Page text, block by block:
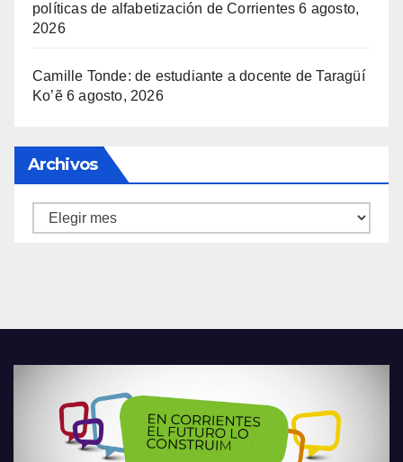
políticas de alfabetización de Corrientes 6 agosto,
2026
Camille Tonde: de estudiante a docente de Taragüí
Ko’ẽ 6 agosto, 2026
Archivos
Archivos